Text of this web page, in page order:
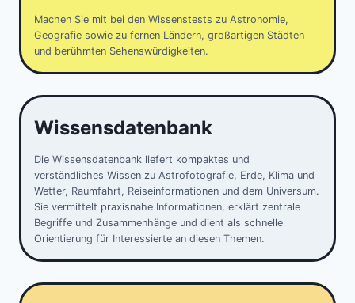
Machen Sie mit bei den Wissenstests zu Astronomie,
Geografie sowie zu fernen Ländern, großartigen Städten
und berühmten Sehenswürdigkeiten.
Wissensdatenbank
Die Wissensdatenbank liefert kompaktes und
verständliches Wissen zu Astrofotografie, Erde, Klima und
Wetter, Raumfahrt, Reiseinformationen und dem Universum.
Sie vermittelt praxisnahe Informationen, erklärt zentrale
Begriffe und Zusammenhänge und dient als schnelle
Orientierung für Interessierte an diesen Themen.